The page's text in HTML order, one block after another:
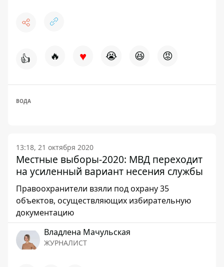
👍 🔥 ♥ 😭 😆 😡
ВОДА
13:18, 21 октября 2020
Местные выборы-2020: МВД переходит
на усиленный вариант несения службы
Правоохранители взяли под охрану 35
объектов, осуществляющих избирательную
документацию
Владлена Мачульская
ЖУРНАЛИСТ